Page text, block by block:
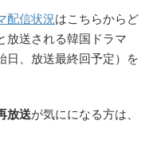
配信状況はこちらからど
放送される韓国ドラマ
日、放送最終回予定）を
放送が気にになる方は、